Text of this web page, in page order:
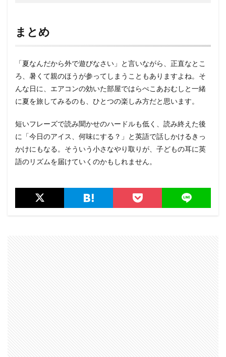
まとめ
「夏なんだから外で遊びなさい」と言いながら、正直なとこ
ろ、暑くて親のほうが参ってしまうこともありますよね。そ
んな日に、エアコンの効いた部屋ではらぺこあおむしと一緒
に夏を旅してみるのも、ひとつの楽しみ方だと思います。
短いフレーズで読み聞かせのハードルも低く、読み終えた後
に「今日のアイス、何味にする？」と英語で話しかけるきっ
かけにもなる。そういう小さなやり取りが、子どもの耳に英
語のリズムを届けていくのかもしれません。